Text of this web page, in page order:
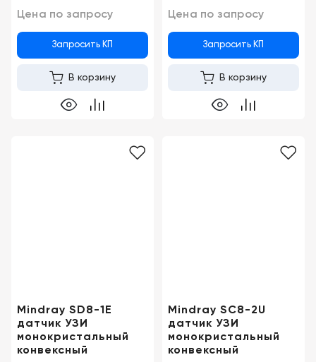
товарах
Контакты
Цена по запросу
Запросить КП
В корзину
Цена по запросу
Запросить КП
В корзину
Mindray SD8-1E
датчик УЗИ
монокристальный
конвексный
Mindray SC8-2U
датчик УЗИ
монокристальный
конвексный